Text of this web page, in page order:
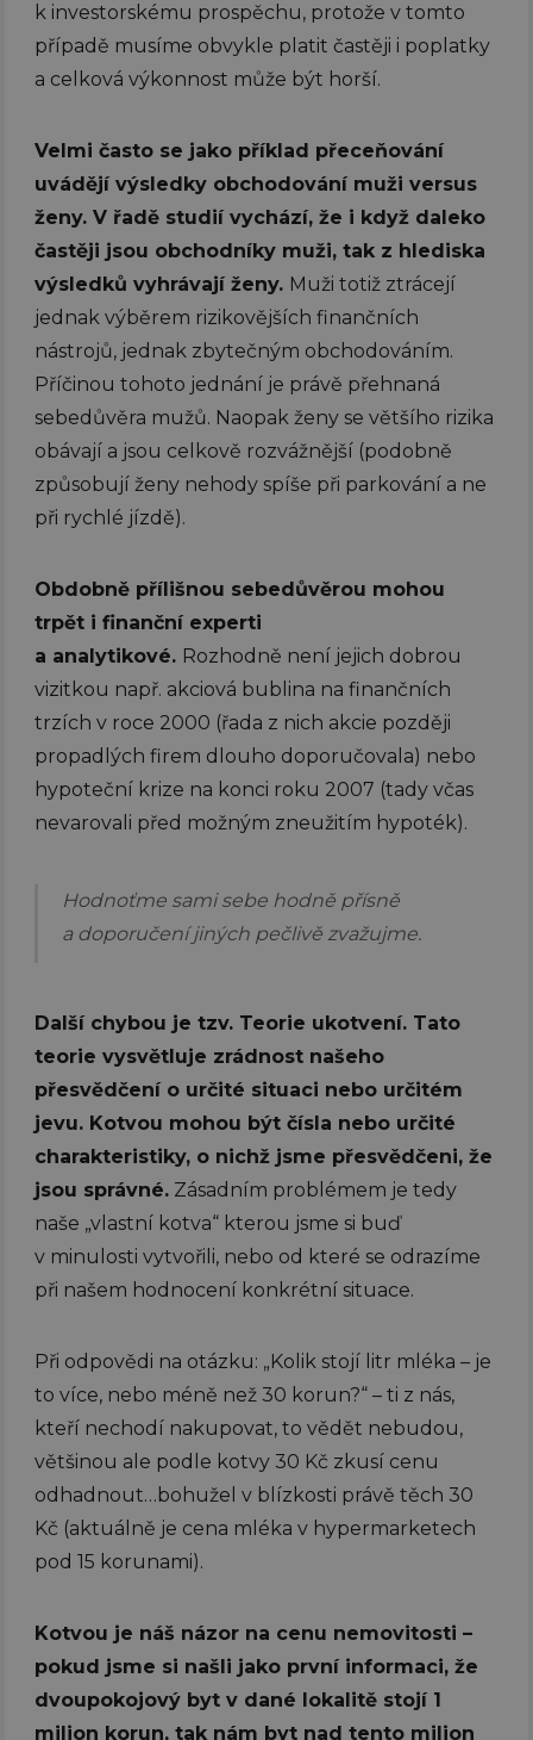
k investorskému prospěchu, protože v tomto
případě musíme obvykle platit častěji i poplatky
a celková výkonnost může být horší.
Velmi často se jako příklad přeceňování
uvádějí výsledky obchodování muži versus
ženy. V řadě studií vychází, že i když daleko
častěji jsou obchodníky muži, tak z hlediska
výsledků vyhrávají ženy. Muži totiž ztrácejí
jednak výběrem rizikovějších finančních
nástrojů, jednak zbytečným obchodováním.
Příčinou tohoto jednání je právě přehnaná
sebedůvěra mužů. Naopak ženy se většího rizika
obávají a jsou celkově rozvážnější (podobně
způsobují ženy nehody spíše při parkování a ne
při rychlé jízdě).
Obdobně přílišnou sebedůvěrou mohou
trpět i finanční experti
a analytikové. Rozhodně není jejich dobrou
vizitkou např. akciová bublina na finančních
trzích v roce 2000 (řada z nich akcie později
propadlých firem dlouho doporučovala) nebo
hypoteční krize na konci roku 2007 (tady včas
nevarovali před možným zneužitím hypoték).
Hodnoťme sami sebe hodně přísně
a doporučení jiných pečlivě zvažujme.
Další chybou je tzv. Teorie ukotvení. Tato
teorie vysvětluje zrádnost našeho
přesvědčení o určité situaci nebo určitém
jevu. Kotvou mohou být čísla nebo určité
charakteristiky, o nichž jsme přesvědčeni, že
jsou správné. Zásadním problémem je tedy
naše „vlastní kotva“ kterou jsme si buď
v minulosti vytvořili, nebo od které se odrazíme
při našem hodnocení konkrétní situace.
Při odpovědi na otázku: „Kolik stojí litr mléka – je
to více, nebo méně než 30 korun?“ – ti z nás,
kteří nechodí nakupovat, to vědět nebudou,
většinou ale podle kotvy 30 Kč zkusí cenu
odhadnout…bohužel v blízkosti právě těch 30
Kč (aktuálně je cena mléka v hypermarketech
pod 15 korunami).
Kotvou je náš názor na cenu nemovitosti –
pokud jsme si našli jako první informaci, že
dvoupokojový byt v dané lokalitě stojí 1
milion korun, tak nám byt nad tento milion